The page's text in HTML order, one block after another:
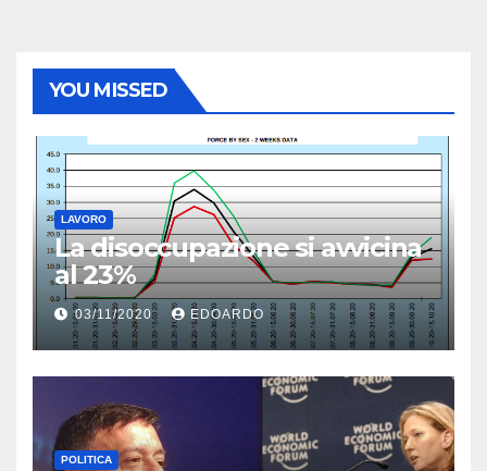
YOU MISSED
LAVORO
La disoccupazione si avvicina
al 23%
03/11/2020 EDOARDO
POLITICA